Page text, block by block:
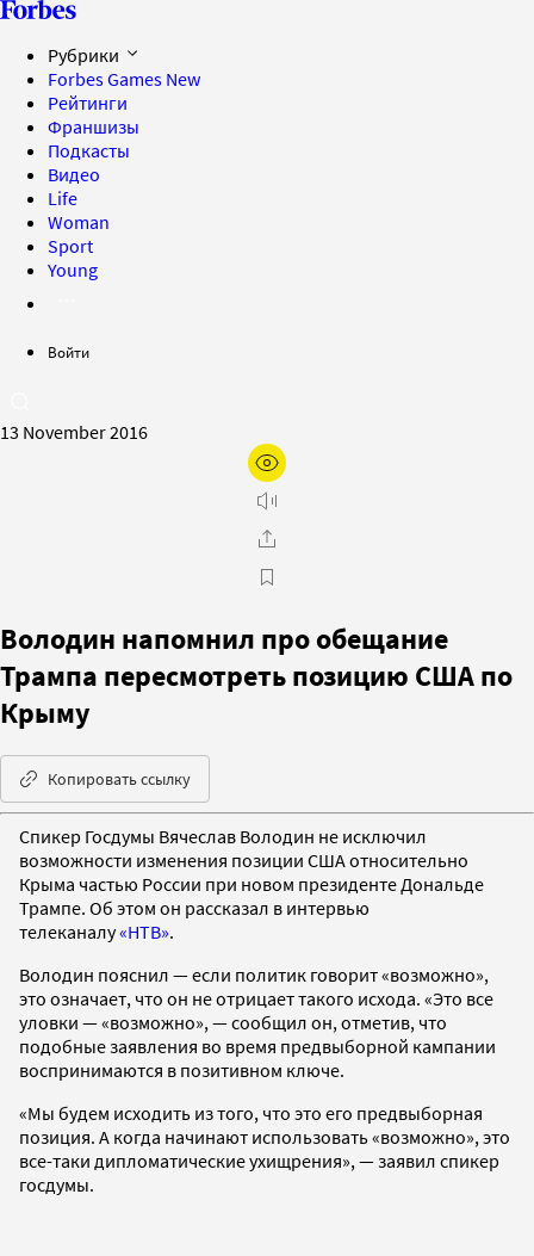
Рубрики
Forbes Games New
Рейтинги
Франшизы
Подкасты
Видео
Life
Woman
Sport
Young
Войти
13 November 2016
Володин напомнил про обещание
Трампа пересмотреть позицию США по
Крыму
Копировать ссылку
Спикер Госдумы Вячеслав Володин не исключил
возможности изменения позиции США относительно
Крыма частью России при новом президенте Дональде
Трампе. Об этом он рассказал в интервью
телеканалу«НТВ».
Володин пояснил — если политик говорит «возможно»,
это означает, что он не отрицает такого исхода. «Это все
уловки — «возможно», — сообщил он, отметив, что
подобные заявления во время предвыборной кампании
воспринимаются в позитивном ключе.
«Мы будем исходить из того, что это его предвыборная
позиция. А когда начинают использовать «возможно», это
все-таки дипломатические ухищрения», — заявил спикер
госдумы.